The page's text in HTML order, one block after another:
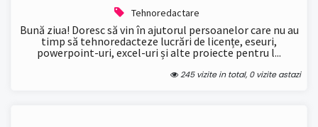
Tehnoredactare
Bună ziua! Doresc să vin în ajutorul persoanelor care nu au
timp să tehnoredacteze lucrări de licențe, eseuri,
powerpoint-uri, excel-uri și alte proiecte pentru l...
245 vizite in total, 0 vizite astazi